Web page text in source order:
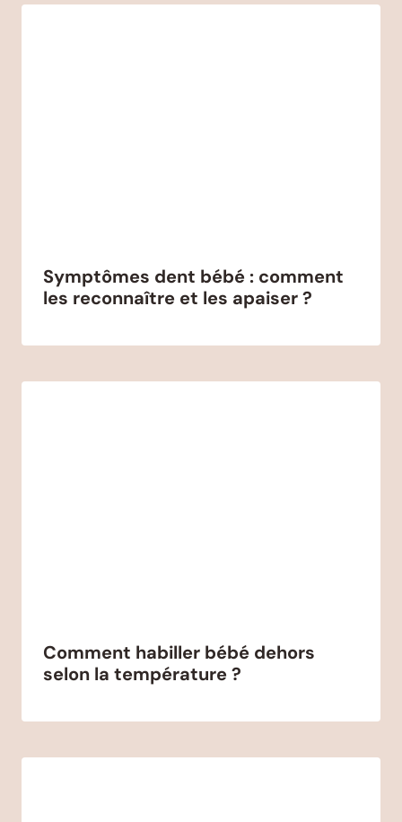
Symptômes dent bébé : comment
les reconnaître et les apaiser ?
Comment habiller bébé dehors
selon la température ?